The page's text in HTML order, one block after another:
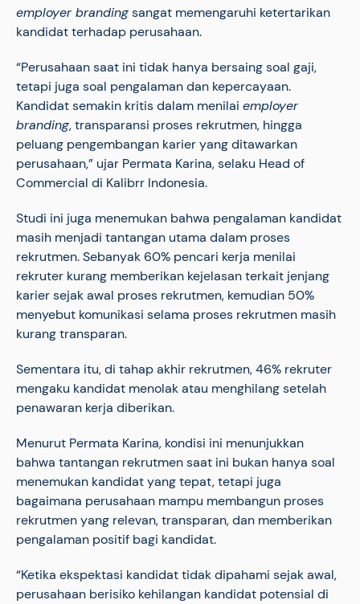
employer brandingsangat memengaruhi ketertarikan
kandidat terhadap perusahaan.
“Perusahaan saat ini tidak hanya bersaing soal gaji,
tetapi juga soal pengalaman dan kepercayaan.
Kandidat semakin kritis dalam menilai employer
branding, transparansi proses rekrutmen, hingga
peluang pengembangan karier yang ditawarkan
perusahaan,” ujar Permata Karina, selaku Head of
Commercial di Kalibrr Indonesia.
Studi ini juga menemukan bahwa pengalaman kandidat
masih menjadi tantangan utama dalam proses
rekrutmen. Sebanyak 60% pencari kerja menilai
rekruter kurang memberikan kejelasan terkait jenjang
karier sejak awal proses rekrutmen, kemudian 50%
menyebut komunikasi selama proses rekrutmen masih
kurang transparan.
Sementara itu, di tahap akhir rekrutmen, 46% rekruter
mengaku kandidat menolak atau menghilang setelah
penawaran kerja diberikan.
Menurut Permata Karina, kondisi ini menunjukkan
bahwa tantangan rekrutmen saat ini bukan hanya soal
menemukan kandidat yang tepat, tetapi juga
bagaimana perusahaan mampu membangun proses
rekrutmen yang relevan, transparan, dan memberikan
pengalaman positif bagi kandidat.
“Ketika ekspektasi kandidat tidak dipahami sejak awal,
perusahaan berisiko kehilangan kandidat potensial di